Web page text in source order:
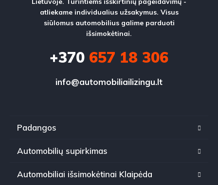
atliekame individualius užsakymus. Visus
siūlomus automobilius galime parduoti
išsimokėtinai.
+370 657 18 306
info@automobiliailizingu.lt
Padangos
Automobilių supirkimas
Automobiliai išsimokėtinai Klaipėda